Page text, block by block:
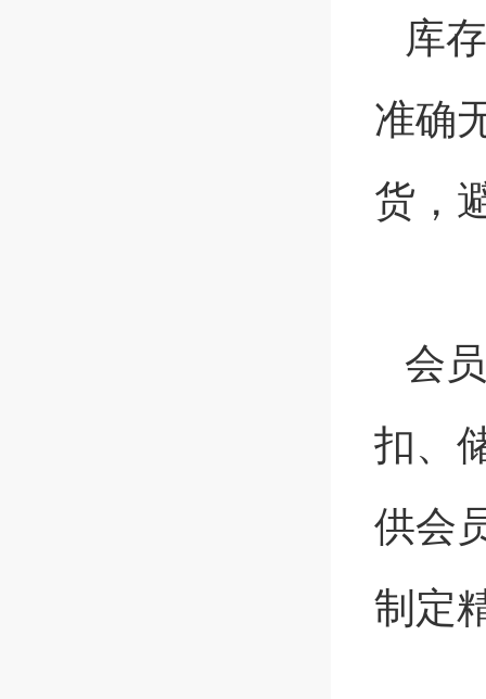
库
准确
货，
会
扣、
供会
制定